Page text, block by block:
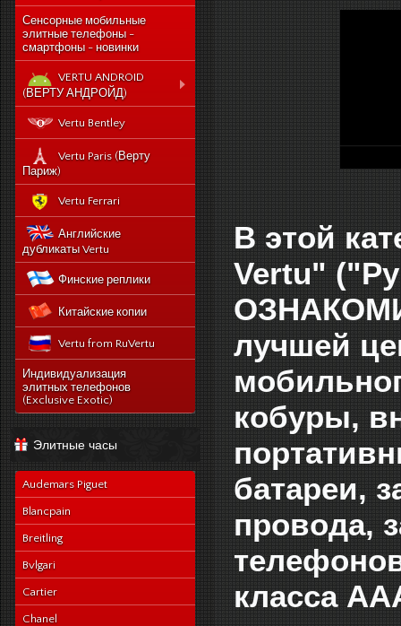
Сенсорные мобильные
элитные телефоны -
смартфоны - новинки
VERTU ANDROID
(ВЕРТУ АНДРОЙД)
Новый Vertu Signature
New Touch
Vertu Constellation X duos
Sim - смартфон Верту
Констелейшен икс на две
сим карты
Vertu Signature touch
Vertu Aster (Верту Астер)
Vertu Ti
Vertu Constellation V
noviy-vertu-signature-
new-touch
catalog
543-vertu-signature-
touch-grape-lizard-
en
navy-alligator-en
category
175-novyj-vertu-
signature-new-touch
Vertu Bentley
Vertu Paris (Верту
Париж)
Vertu Ferrari
Английские
дубликаты Vertu
Финские реплики
Китайские копии
Vertu from RuVertu
Индивидуализация
элитных телефонов
(Exclusive Exotic)
Элитные часы
Audemars Piguet
Blancpain
Breitling
Bvlgari
Cartier
Chanel
В этой
Vertu"
лучшей
кобуры,
батареи,
провода,
класса